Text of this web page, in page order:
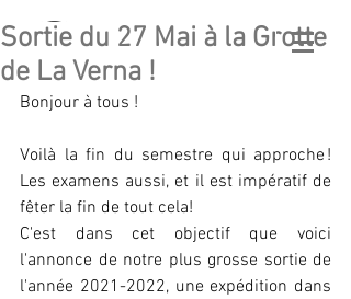
GÉO LATITUDE
GEOLOGICAL ASSOCIATION
Sortie du 27 Mai à la Grotte
de La Verna !
Bonjour à tous !
Voilà la fin du semestre qui approche !
Les examens aussi, et il est impératif de
fêter la fin de tout cela!
C'est dans cet objectif que voici
l'annonce de notre plus grosse sortie de
l'année 2021-2022, une expédition dans